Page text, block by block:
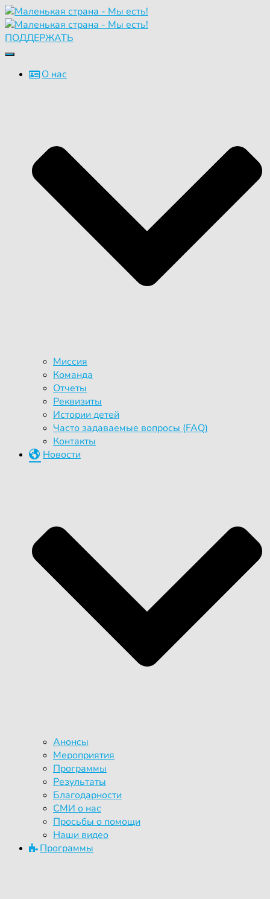
ПОДДЕРЖАТЬ
Переключить
навигациюО нас
Миссия
Команда
Отчеты
Реквизиты
Истории детей
Часто задаваемые вопросы (FAQ)
Контакты
Новости
Анонсы
Мероприятия
Программы
Результаты
Благодарности
СМИ о нас
Просьбы о помощи
Наши видео
Программы